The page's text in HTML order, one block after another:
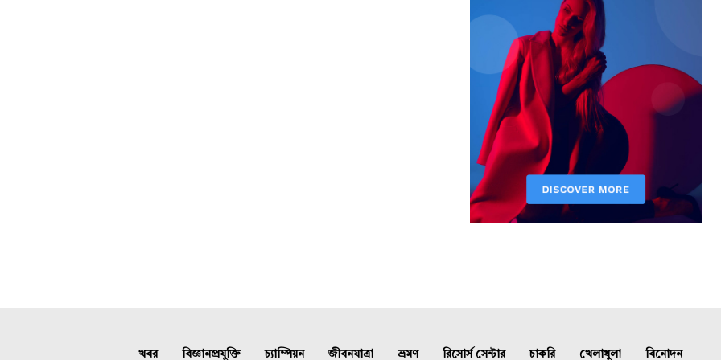
খবর বিজ্ঞানপ্রযুক্তি চ্যাম্পিয়ন জীবনযাত্রা ভ্রমণ রিসোর্স সেন্টার চাকরি খেলাধুলা বিনোদন